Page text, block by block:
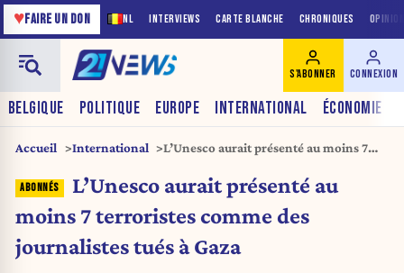
NL INTERVIEWS CARTE BLANCHE CHRONIQUES
♥FAIRE UN DON
BELGIQUE POLITIQUE EUROPE INTERNATIONAL ÉCONOMIE
S'ABONNER CONNEXION
Accueil International
L’Unesco aurait présenté au moins 7
à Gaza
L’Unesco aurait présenté au
moins 7 terroristes comme des
journalistes tués à Gaza